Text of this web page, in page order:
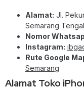
Alamat: Jl.
Semarang
Nomor
Instagram:
Rute Google
Semarang
Alamat Toko